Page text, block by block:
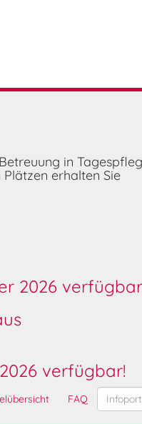
in
erhalten Sie
2026
verfügbar!
FAQ